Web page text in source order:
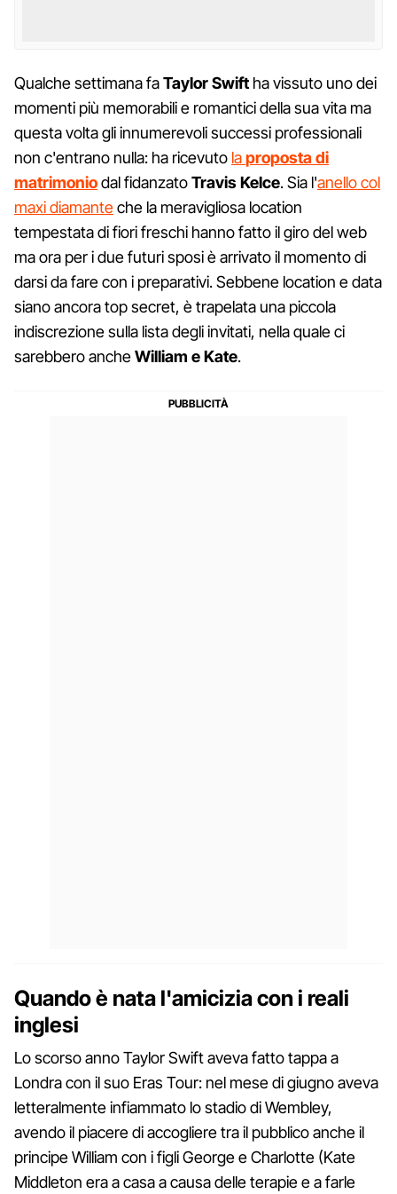
Qualche settimana faTaylor Swift ha vissuto uno dei
momenti più memorabili e romantici della sua vita ma
questa volta gli innumerevoli successi professionali
non c'entrano nulla: ha ricevuto laproposta di
matrimoniodal fidanzatoTravis Kelce. Sia l'anello col
maxi diamanteche la meravigliosa location
tempestata di fiori freschi hanno fatto il giro del web
ma ora per i due futuri sposi è arrivato il momento di
darsi da fare con i preparativi. Sebbene location e data
siano ancora top secret, è trapelata una piccola
indiscrezione sulla lista degli invitati, nella quale ci
sarebbero ancheWilliam e Kate.
Quando è nata l'amicizia con i reali
inglesi
Lo scorso anno Taylor Swift aveva fatto tappa a
Londra con il suo Eras Tour: nel mese di giugno aveva
letteralmente infiammato lo stadio di Wembley,
avendo il piacere di accogliere tra il pubblico anche il
principe William con i figli George e Charlotte (Kate
Middleton era a casa a causa delle terapie e a farle